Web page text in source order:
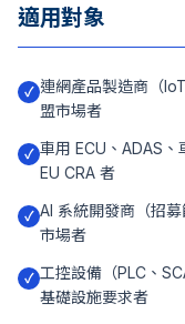
適用對象
✓ 連網產品製造商（
盟市場者
✓ 車用 ECU、ADAS
EU CRA 者
✓ AI 系統開發商（招
市場者
✓ 工控設備（PLC、
基礎設施要求者